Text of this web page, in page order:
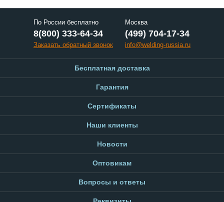
По России бесплатно
8(800) 333-64-34
Заказать обратный звонок
Москва
(499) 704-17-34
info@welding-russia.ru
Бесплатная доставка
Гарантия
Сертификаты
Наши клиенты
Новости
Оптовикам
Вопросы и ответы